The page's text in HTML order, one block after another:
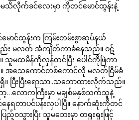
သိလိုက်ခင်လေးမှာ ကိုတင်မောင်ထွန်းနဲ့
င်ထွန်းက ကြမ်းတမ်းစွာဆုပ်နယ်
ည်း မလတ် အံကျိတ်ကာခံနေသည်။ ဝဋ်
သူမထမိန်ကိုလှန်တင်ပြီး ပေါင်ကိုဖြဲကာ
အသေကောင်တစ်ကောင်လို မလတ်ငြိမ်ခံ
ရှိ။ ပြီးပြီးရောသာ..သဘောထားလိုက်သည်။
လောကကြီးမှာ မချစ်မနှစ်သက်သူနဲ့
ေရတာပင်ပန်းလှပါပြီ။ နောက်ဆုံးကိုတင်
ည့်ဝသွားပြီး သူမဘေးမှာ တရှုးရှုးဖြင့်